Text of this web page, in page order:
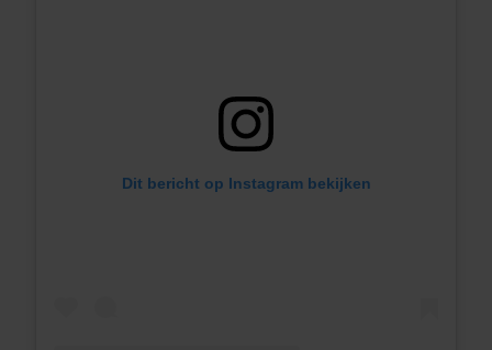
Dit bericht op Instagram bekijken